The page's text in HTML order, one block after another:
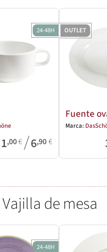
24-48H
1,00€/6,90€
OUTLET
Fuente
Marca:
de mesa
24-48H